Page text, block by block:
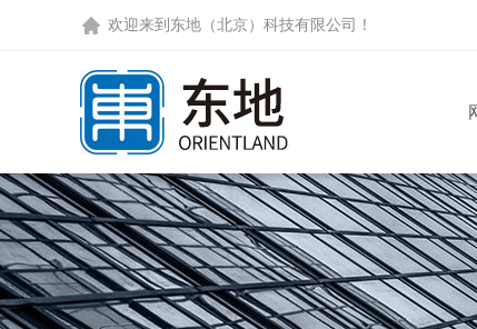
欢迎来到 东地（北京）科技有限公司 ！